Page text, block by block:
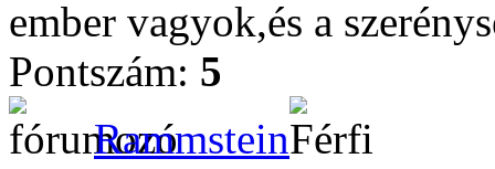
ember vagyok,és a
Pontszám: 5
Rammstein